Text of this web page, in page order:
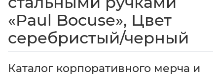
«Paul Bocuse», Цвет
серебристый/черный
Каталог корпоративного мерча и